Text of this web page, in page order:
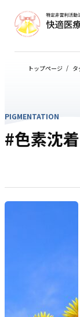
トップページ タ
PIGMENTATION
#色素沈着